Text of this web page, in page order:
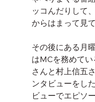
ッコんだりして
からはまって見て
その後にある月
はMCを務めて
さんと村上信五
ンタビューをし
ビューでエピソ